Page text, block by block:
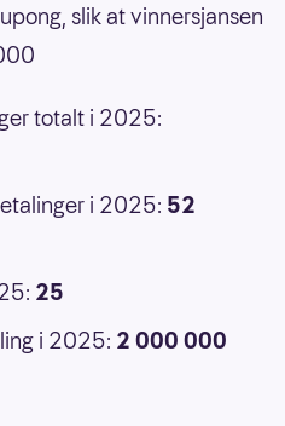
slik at vinnersjansen
totalt i 2025:
i 2025: 52
25
i 2025: 2 000 000